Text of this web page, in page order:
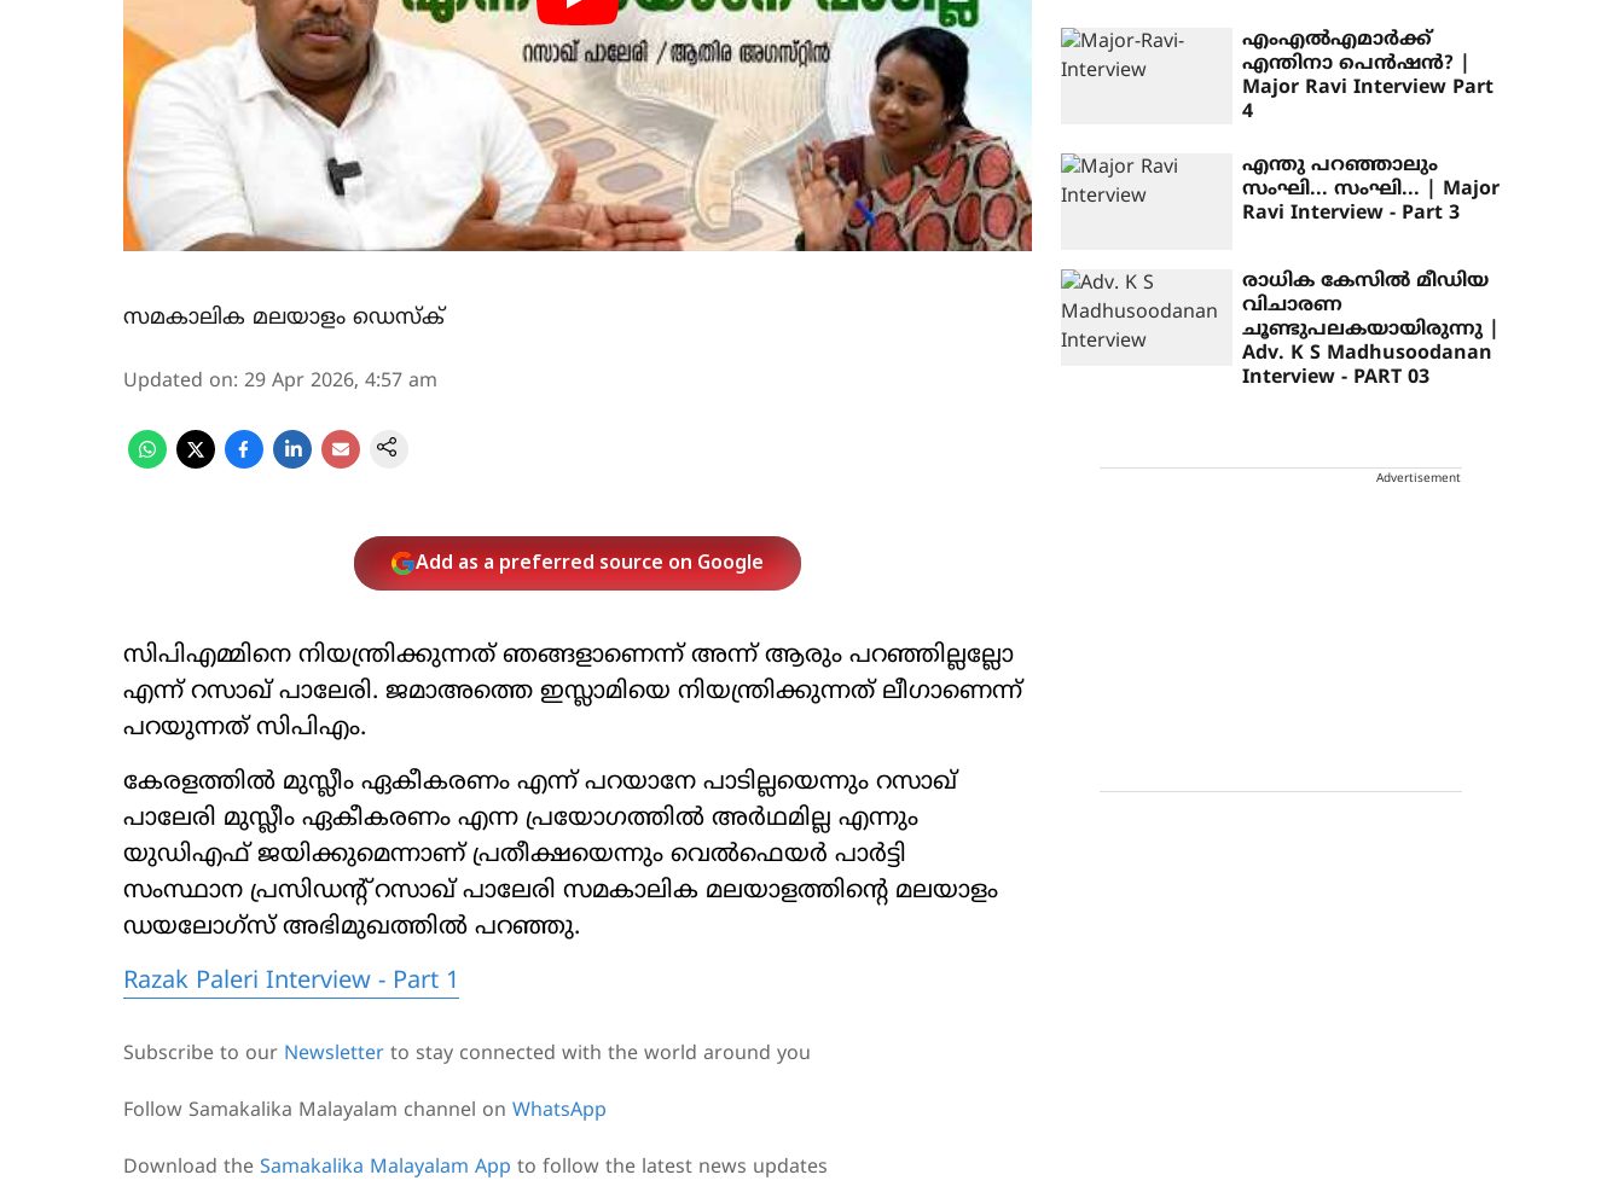
സമകാലിക മലയാളം ഡെസ്ക്
Updated on: 29 Apr 2026, 4:57 am
Add as a preferred source on Google
സിപിഎമ്മിനെ നിയന്ത്രിക്കുന്നത് ഞങ്ങളാണെന്ന് അന്ന് ആരും പറഞ്ഞില്ലല്ലോ
എന്ന് റസാഖ് പാലേരി. ജമാഅത്തെ ഇസ്ലാമിയെ നിയന്ത്രിക്കുന്നത് ലീഗാണെന്ന്
പറയുന്നത് സിപിഎം.
കേരളത്തില്‍ മുസ്ലീം ഏകീകരണം എന്ന് പറയാനേ പാടില്ലയെന്നും റസാഖ്
പാലേരി മുസ്ലീം ഏകീകരണം എന്ന പ്രയോഗത്തില്‍ അര്‍ഥമില്ല എന്നും
യുഡിഎഫ് ജയിക്കുമെന്നാണ് പ്രതീക്ഷയെന്നും വെൽഫെയർ പാർട്ടി
സംസ്ഥാന പ്രസിഡന്റ് റസാഖ് പാലേരി സമകാലിക മലയാളത്തിന്റെ മലയാളം
ഡയലോഗ്സ് അഭിമുഖത്തിൽ പറഞ്ഞു.
Razak Paleri Interview - Part 1
Subscribe to our Newsletter to stay connected with the world around you
Follow Samakalika Malayalam channel on WhatsApp
Download the Samakalika Malayalam App to follow the latest news updates
എംഎല്‍എമാര്‍ക്ക്
എന്തിനാ പെന്‍ഷന്‍? |
Major Ravi Interview Part
4
എന്തു പറഞ്ഞാലും
സംഘി... സംഘി... | Major
Ravi Interview - Part 3
രാധിക കേസില്‍ മീഡിയ
വിചാരണ
ചൂണ്ടുപലകയായിരുന്നു |
Adv. K S Madhusoodanan
Interview - PART 03
Advertisement